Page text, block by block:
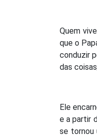
Quem
que o
conduzir
das
Ele
e a partir
se tornou